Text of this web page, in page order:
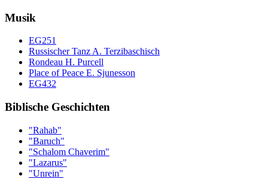
Musik
EG251
Russischer Tanz A. Terzibaschisch
Rondeau H. Purcell
Place of Peace E. Sjunesson
EG432
Biblische Geschichten
"Rahab"
"Baruch"
"Schalom Chaverim"
"Lazarus"
"Unrein"